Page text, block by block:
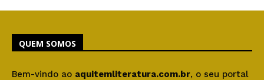
QUEM SOMOS
Bem-vindo ao aquitemliteratura.com.br, o seu portal